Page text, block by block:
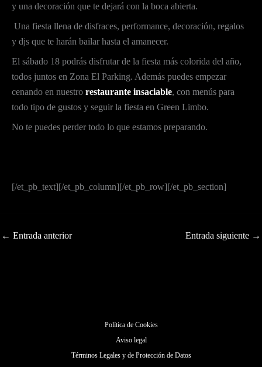
y una decoración que te dejará con la boca abierta.
Una fiesta llena de disfraces, performance, decoración, regalos
y djs que te harán bailar hasta el amanecer.
El sábado 18 podrás disfrutar de la fiesta más colorida del año,
todos juntos en Zona El Parking. Además puedes empezar
cenando en nuestro restaurante insaciable, con menús para
todo tipo de gustos y seguir la fiesta en Green Limbo.
No te puedes perder todo lo que estamos preparando.
[/et_pb_text][/et_pb_column][/et_pb_row][/et_pb_section]
← Entrada anterior Entrada siguiente →
Política de Cookies
Aviso legal
Términos Legales y de Protección de Datos